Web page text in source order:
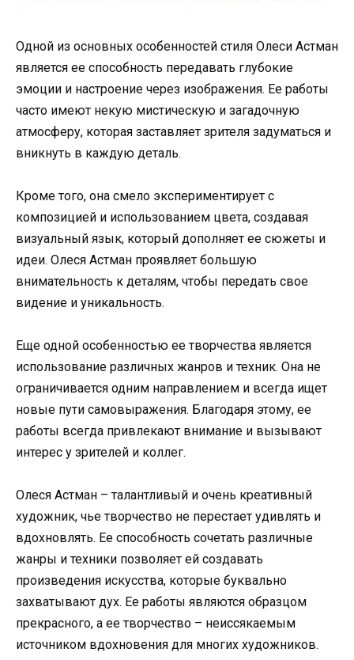
Одной из основных особенностей стиля Олеси Астман
является ее способность передавать глубокие
эмоции и настроение через изображения. Ее работы
часто имеют некую мистическую и загадочную
атмосферу, которая заставляет зрителя задуматься и
вникнуть в каждую деталь.
Кроме того, она смело экспериментирует с
композицией и использованием цвета, создавая
визуальный язык, который дополняет ее сюжеты и
идеи. Олеся Астман проявляет большую
внимательность к деталям, чтобы передать свое
видение и уникальность.
Еще одной особенностью ее творчества является
использование различных жанров и техник. Она не
ограничивается одним направлением и всегда ищет
новые пути самовыражения. Благодаря этому, ее
работы всегда привлекают внимание и вызывают
интерес у зрителей и коллег.
Олеся Астман – талантливый и очень креативный
художник, чье творчество не перестает удивлять и
вдохновлять. Ее способность сочетать различные
жанры и техники позволяет ей создавать
произведения искусства, которые буквально
захватывают дух. Ее работы являются образцом
прекрасного, а ее творчество – неиссякаемым
источником вдохновения для многих художников.